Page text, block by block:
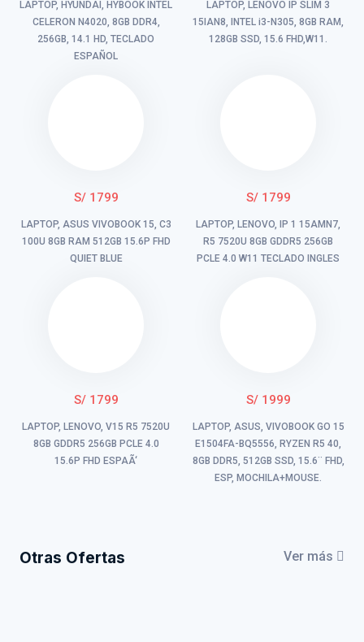
LAPTOP, HYUNDAI, HYBOOK INTEL
CELERON N4020, 8GB DDR4,
256GB, 14.1 HD, TECLADO
ESPAÑOL
LAPTOP, LENOVO IP SLIM 3
15IAN8, INTEL i3-N305, 8GB RAM,
128GB SSD, 15.6 FHD,W11.
S/ 1799
LAPTOP, ASUS VIVOBOOK 15, C3
100U 8GB RAM 512GB 15.6P FHD
QUIET BLUE
S/ 1799
LAPTOP, LENOVO, IP 1 15AMN7,
R5 7520U 8GB GDDR5 256GB
PCLE 4.0 W11 TECLADO INGLES
S/ 1799
LAPTOP, LENOVO, V15 R5 7520U
8GB GDDR5 256GB PCLE 4.0
15.6P FHD ESPAÃ‘
S/ 1999
LAPTOP, ASUS, VIVOBOOK GO 15
E1504FA-BQ5556, RYZEN R5 40,
8GB DDR5, 512GB SSD, 15.6¨ FHD,
ESP, MOCHILA+MOUSE.
Otras Ofertas Ver más